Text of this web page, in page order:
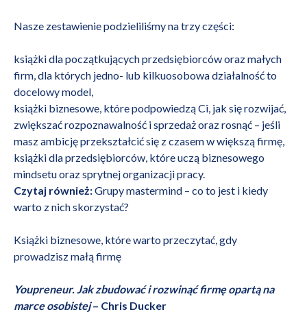
Nasze zestawienie podzieliliśmy na trzy części:
książki dla początkujących przedsiębiorców oraz małych
firm, dla których jedno- lub kilkuosobowa działalność to
docelowy model,
książki biznesowe, które podpowiedzą Ci, jak się rozwijać,
zwiększać rozpoznawalność i sprzedaż oraz rosnąć – jeśli
masz ambicję przekształcić się z czasem w większą firmę,
książki dla przedsiębiorców, które uczą biznesowego
mindsetu oraz sprytnejorganizacji pracy.
Czytaj również:Grupy mastermind – co to jest i kiedy
warto z nich skorzystać?
Książki biznesowe, które warto przeczytać, gdy
prowadzisz małą firmę
Youpreneur. Jak zbudować i rozwinąć firmę opartą na
marce osobistej– Chris Ducker